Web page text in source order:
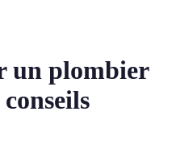
un plombier